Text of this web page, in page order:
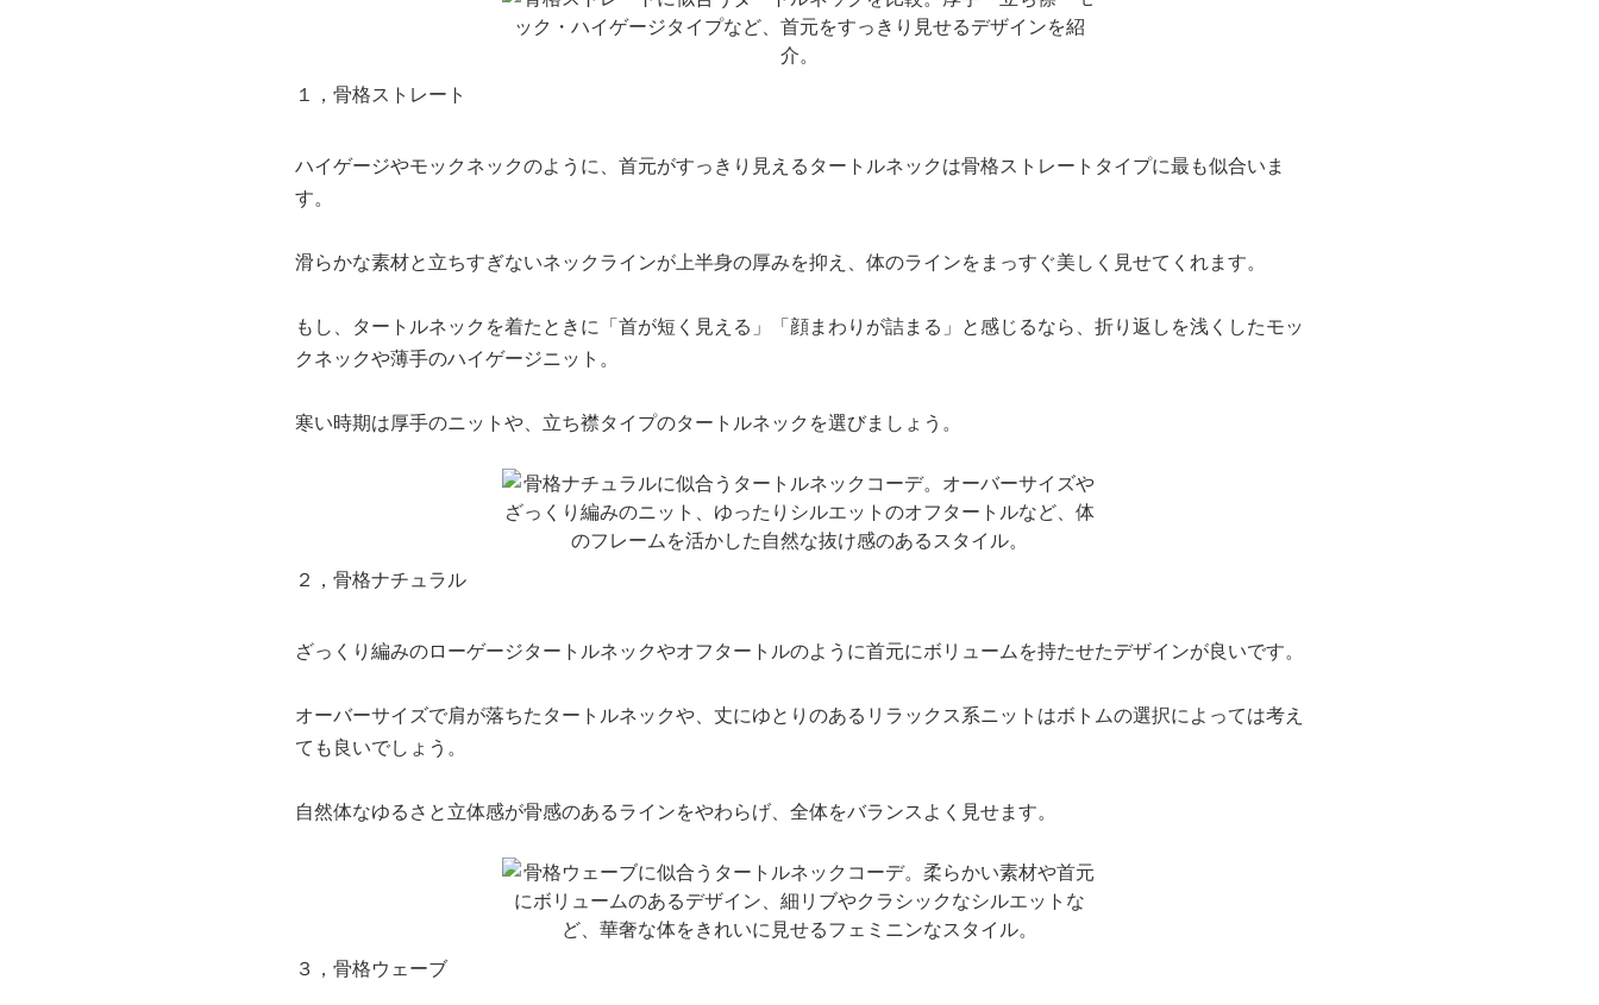
１，骨格ストレート
ハイゲージやモックネックのように、首元がすっきり見えるタートルネックは骨格ストレートタイプに最も似合いま
す。
滑らかな素材と立ちすぎないネックラインが上半身の厚みを抑え、体のラインをまっすぐ美しく見せてくれます。
もし、タートルネックを着たときに「首が短く見える」「顔まわりが詰まる」と感じるなら、折り返しを浅くしたモッ
クネックや薄手のハイゲージニット。
寒い時期は厚手のニットや、立ち襟タイプのタートルネックを選びましょう。
２，骨格ナチュラル
ざっくり編みのローゲージタートルネックやオフタートルのように首元にボリュームを持たせたデザインが良いです。
オーバーサイズで肩が落ちたタートルネックや、丈にゆとりのあるリラックス系ニットはボトムの選択によっては考え
ても良いでしょう。
自然体なゆるさと立体感が骨感のあるラインをやわらげ、全体をバランスよく見せます。
３，骨格ウェーブ